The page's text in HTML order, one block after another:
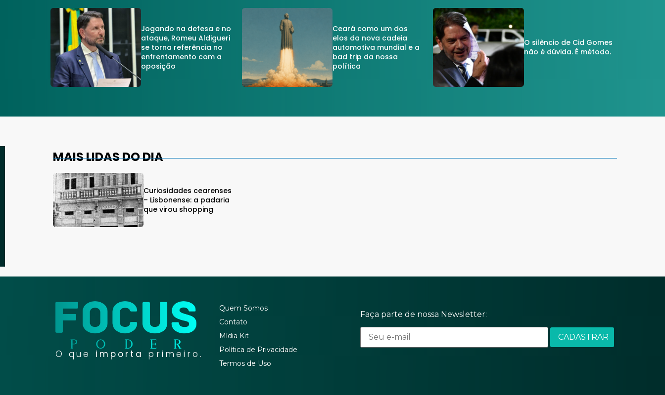
Jogando na defesa e no
ataque, Romeu Aldigueri
se torna referência no
enfrentamento com a
oposição
Ceará como um dos
elos da nova cadeia
automotiva mundial e a
bad trip da nossa
política
O silêncio de Cid Gomes
não é dúvida. É método.
MAIS LIDAS DO DIA
Curiosidades cearenses
– Lisbonense: a padaria
que virou shopping
O que importa primeiro.
Quem Somos
Contato
Mídia Kit
Política de Privacidade
Termos de Uso
Faça parte de nossa Newsletter: